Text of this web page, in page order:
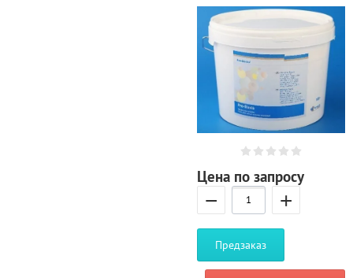
Цена по запросу
− +
Предзаказ